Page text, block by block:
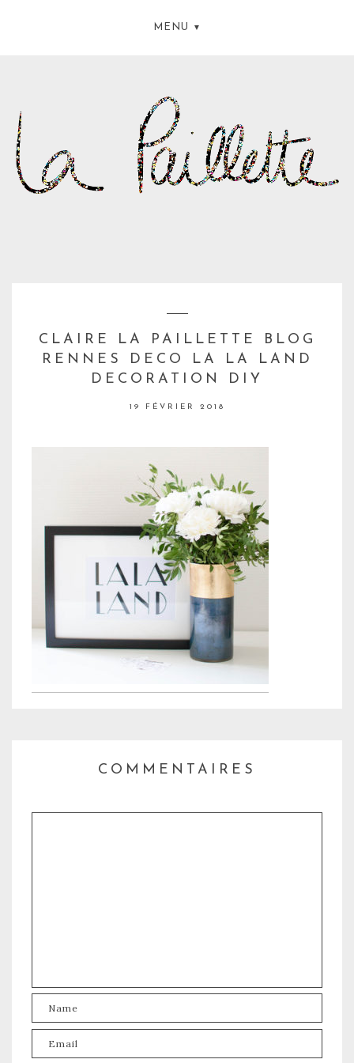
MENU
CLAIRE LA PAILLETTE BLOG
RENNES DECO LA LA LAND
DECORATION DIY
19 FÉVRIER 2018
COMMENTAIRES